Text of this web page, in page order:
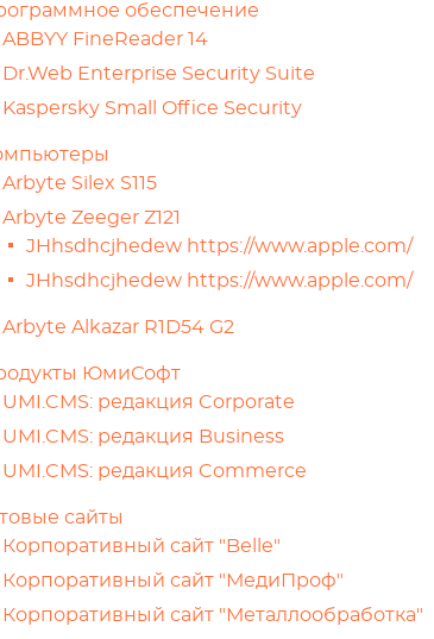
обеспечение
ABBYY FineReader 14
Dr.Web Enterprise Security Suite
Kaspersky Small Office Security
Arbyte Silex S115
Arbyte Zeeger Z121
JHhsdhcjhedew https://www.apple.com/
JHhsdhcjhedew https://www.apple.com/
Arbyte Alkazar R1D54 G2
ЮмиСофт
UMI.CMS: редакция Corporate
UMI.CMS: редакция Business
UMI.CMS: редакция Commerce
сайты
Корпоративный сайт "Belle"
Корпоративный сайт "МедиПроф"
Корпоративный сайт "Металлообработка"